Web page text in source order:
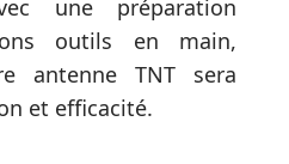
une préparation
outils en main,
antenne TNT sera
et efficacité.